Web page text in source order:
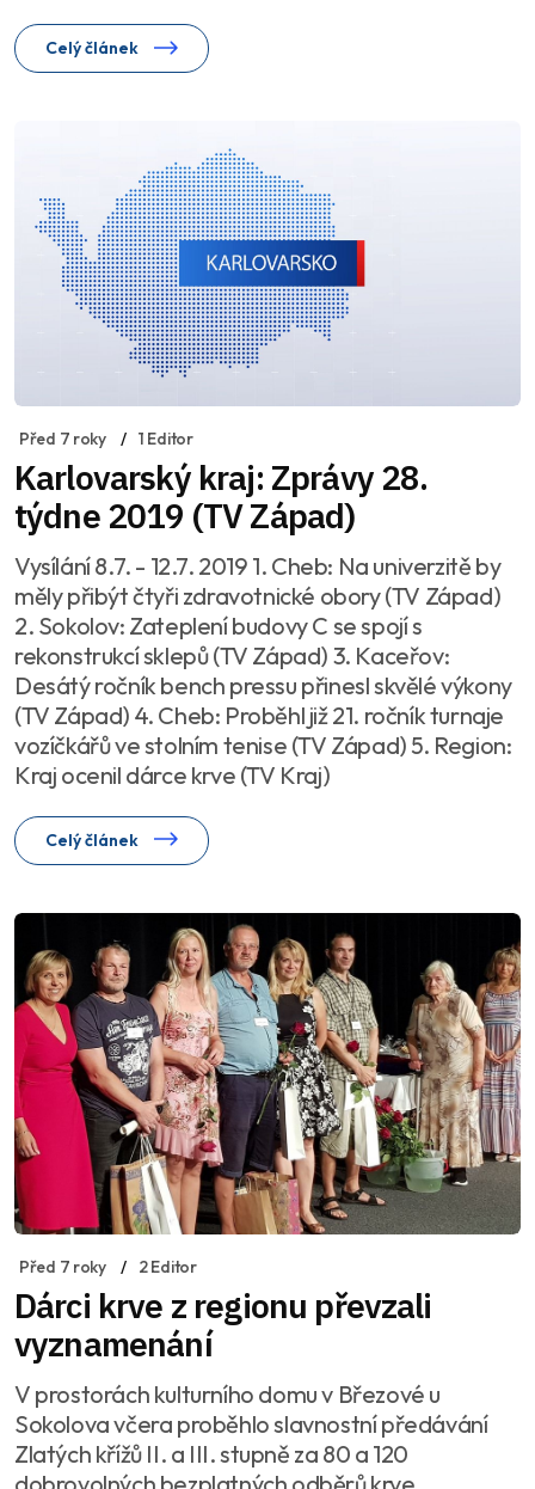
Celý článek
Před 7 roky 1 Editor
Karlovarský kraj: Zprávy 28.
týdne 2019 (TV Západ)
Vysílání 8.7. - 12.7. 2019 1. Cheb: Na univerzitě by
měly přibýt čtyři zdravotnické obory (TV Západ)
2. Sokolov: Zateplení budovy C se spojí s
rekonstrukcí sklepů (TV Západ) 3. Kaceřov:
Desátý ročník bench pressu přinesl skvělé výkony
(TV Západ) 4. Cheb: Proběhl již 21. ročník turnaje
vozíčkářů ve stolním tenise (TV Západ) 5. Region:
Kraj ocenil dárce krve (TV Kraj)
Celý článek
Před 7 roky 2 Editor
Dárci krve z regionu převzali
vyznamenání
V prostorách kulturního domu v Březové u
Sokolova včera proběhlo slavnostní předávání
Zlatých křížů II. a III. stupně za 80 a 120